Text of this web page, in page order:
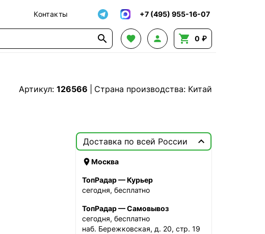
Контакты +7 (495) 955-16-07
    0 ₽
Артикул: 126566 Страна производства: Китай
Доставка по всей России 
Москва
ТопРадар — Курьер
сегодня, бесплатно
ТопРадар — Самовывоз
сегодня, бесплатно
наб. Бережковская, д. 20, стр. 19